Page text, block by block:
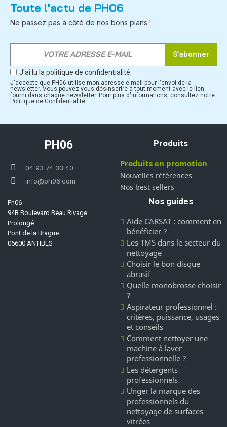
Toute l'actu de PH06
Ne passez pas à côté de nos bons plans !
S’abonner
J'ai lu la politique de confidentialité.
J'accepte que PH06 utilise mon adresse e-mail pour l'envoi de la
newsletter. Vous pouvez vous désinscrire à tout moment avec le lien
fourni dans chaque newsletter. Pour plus d'informations, consultez notre
Politique de Confidentialité.
PH06
04 93 74 33 40
info@ph06.com
Ph06
94B Boulevard Beau Rivage
Prolongé
Pont de la Brague
06600 ANTIBES
Produits
Produits en promotion
Nouvelles références
Nos best sellers
Nos guides
Aide CARSAT : comment en
bénéficier ?
Les TMS dans le secteur du
nettoyage
Choisir le bon disque
abrasif
Quelle monobrosse choisir
?
Aspirateur professionnel :
critères, puissance, usages
et conseils
Comment nettoyer une
machine à laver
professionnelle ?
Les détergents
professionnels
Unger la marque des
professionnels du
nettoyage de surfaces
vitrées